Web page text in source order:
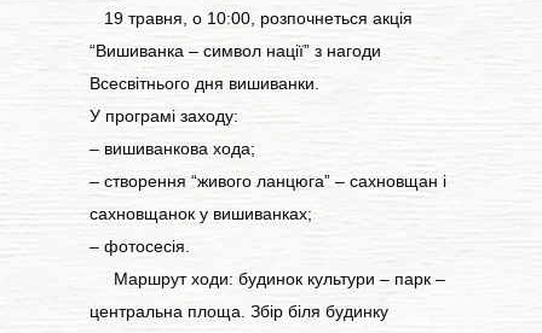
19 травня, о 10:00, розпочнеться акція
“Вишиванка – символ нації” з нагоди
Всесвітнього дня вишиванки.
У програмі заходу:
– вишиванкова хода;
– створення “живого ланцюга” – сахновщан і
сахновщанок у вишиванках;
– фотосесія.
Маршрут ходи: будинок культури – парк –
центральна площа. Збір біля будинку